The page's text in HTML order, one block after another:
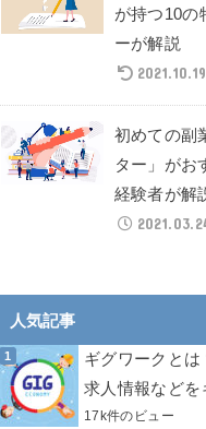
が持つ10の
ーが解説
2021.10.19
初めての副
ター」がお
経験者が解
人気記事
ギグワークとは
求人情報などを
17k件のビュー